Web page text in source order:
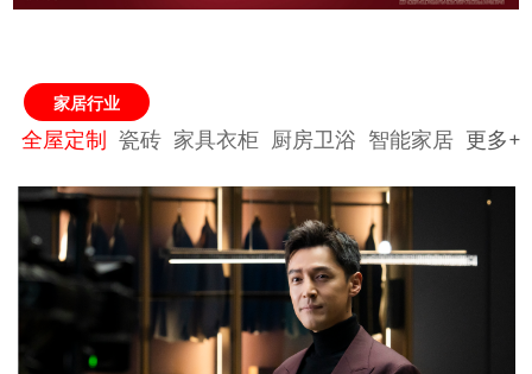
家居行业
全屋定制 瓷砖 家具衣柜 厨房卫浴 智能家居 更多+